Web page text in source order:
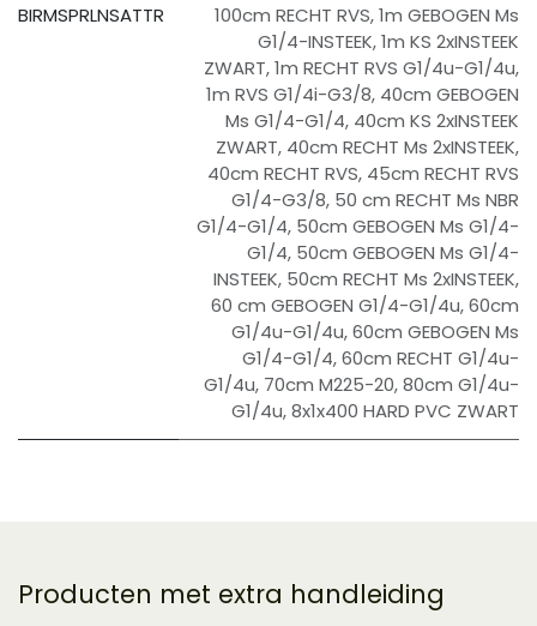
BIRMSPRLNSATTR 100cm RECHT RVS,1m GEBOGEN Ms
G1/4-INSTEEK,1m KS 2xINSTEEK
ZWART,1m RECHT RVS G1/4u-G1/4u,
1m RVS G1/4i-G3/8, 40cm GEBOGEN
Ms G1/4-G1/4, 40cm KS 2xINSTEEK
ZWART, 40cm RECHT Ms 2xINSTEEK,
40cm RECHT RVS, 45cm RECHT RVS
G1/4-G3/8, 50 cm RECHT Ms NBR
G1/4-G1/4, 50cm GEBOGEN Ms G1/4-
G1/4, 50cm GEBOGEN Ms G1/4-
INSTEEK, 50cm RECHT Ms 2xINSTEEK,
60 cm GEBOGEN G1/4-G1/4u,60cm
G1/4u-G1/4u,60cm GEBOGEN Ms
G1/4-G1/4,60cm RECHT G1/4u-
G1/4u, 70cm M225-20,80cm G1/4u-
G1/4u,8x1x400 HARD PVC ZWART
Producten met extra handleiding